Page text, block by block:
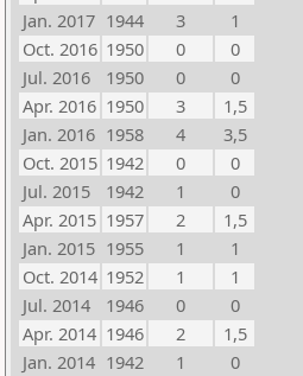
Jan. 2017 1944 3
1
Oct. 2016 1950 0
0
Jul. 2016
1950 0
0
Apr. 2016 1950 3
1,5
Jan. 2016 1958 4
3,5
Oct. 2015 1942 0
0
Jul. 2015
1942 1
0
Apr. 2015 1957 2
1,5
Jan. 2015 1955 1
1
Oct. 2014 1952 1
1
Jul. 2014
1946 0
0
Apr. 2014 1946 2
1,5
Jan. 2014 1942 1
0